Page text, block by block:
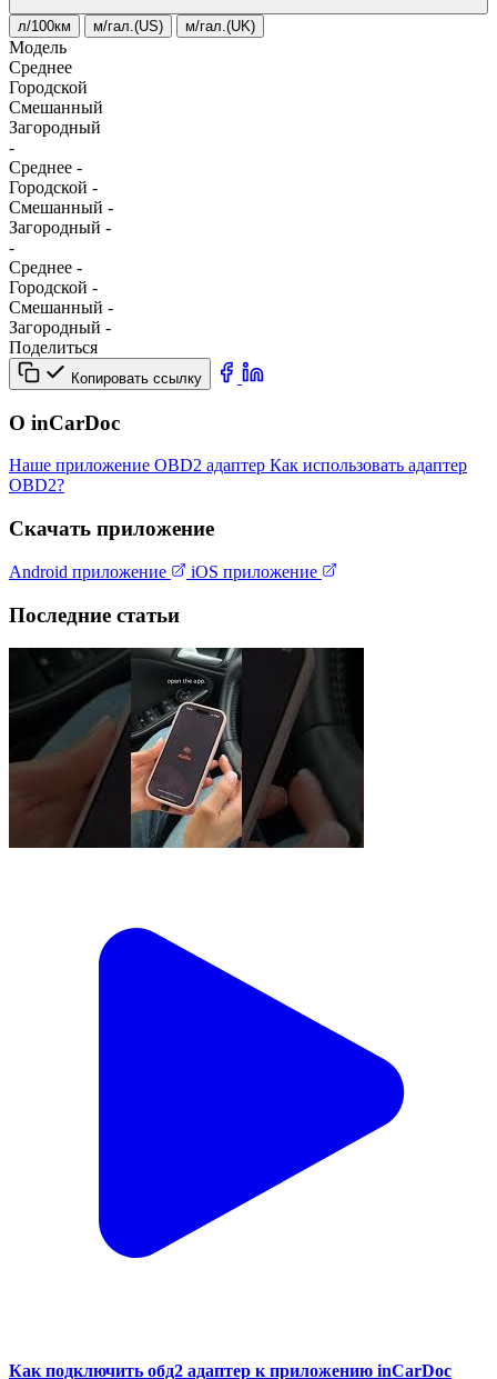
л/100км м/гал.(US) м/гал.(UK)
Модель
Среднее
Городской
Смешанный
Загородный
-
Среднее -
Городской -
Смешанный -
Загородный -
-
Среднее -
Городской -
Смешанный -
Загородный -
Поделиться
Копировать ссылку
О inCarDoc
Наше приложение OBD2 адаптер Как использовать адаптер
OBD2?
Скачать приложение
Android приложение iOS приложение
Последние статьи
Как подключить обд2 адаптер к приложению inCarDoc